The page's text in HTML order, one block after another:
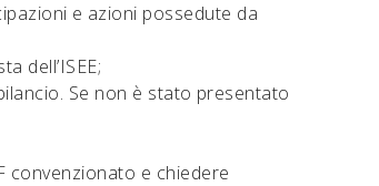
e azioni possedute da
dell’ISEE;
Se non è stato presentato
convenzionato e chiedere